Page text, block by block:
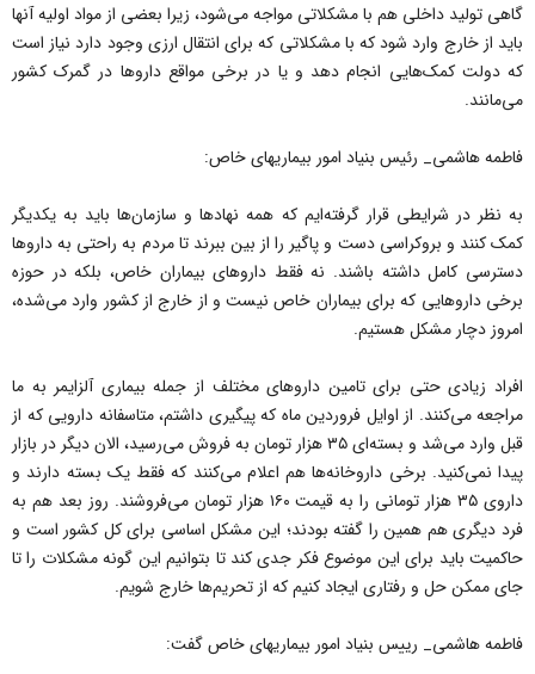
گاهی تولید داخلی هم با مشکلاتی مواجه می‌شود، زیرا بعضی از مواد اولیه آنها
باید از خارج وارد ‌شود که با مشکلاتی که برای انتقال ارزی وجود دارد نیاز است
که دولت کمک‌هایی انجام دهد و یا در برخی مواقع داروها در گمرک کشور
می‌مانند.
فاطمه هاشمی_ رئیس بنیاد امور بیماریهای خاص:
به نظر در شرایطی قرار گرفته‌ایم که همه نهادها و سازمان‌ها باید به یکدیگر
کمک کنند و بروکراسی دست و پاگیر را از بین ببرند تا مردم به راحتی به داروها
دسترسی کامل داشته باشند. نه فقط داروهای بیماران خاص، بلکه در حوزه
برخی داروهایی که برای بیماران خاص نیست و از خارج از کشور وارد می‌شده،
امروز دچار مشکل هستیم.
افراد زیادی حتی برای تامین داروهای مختلف از جمله بیماری آلزایمر به ما
مراجعه می‌کنند. از اوایل فروردین ماه که پیگیری داشتم، متاسفانه دارویی که از
قبل وارد می‌شد و بسته‌ای ۳۵ هزار تومان به فروش می‌رسید، الان دیگر در بازار
پیدا نمی‌کنید. برخی داروخانه‌ها هم اعلام می‌کنند که فقط یک بسته دارند و
داروی ۳۵ هزار تومانی را به قیمت ۱۶۰ هزار تومان می‌فروشند. روز بعد هم به
فرد دیگری هم همین را گفته بودند؛ این مشکل اساسی برای کل کشور است و
حاکمیت باید برای این موضوع فکر جدی کند تا بتوانیم این گونه مشکلات را تا
جای ممکن حل و رفتاری ایجاد کنیم که از تحریم‌ها خارج شویم.
فاطمه هاشمی_ رییس بنیاد امور بیماریهای خاص گفت: